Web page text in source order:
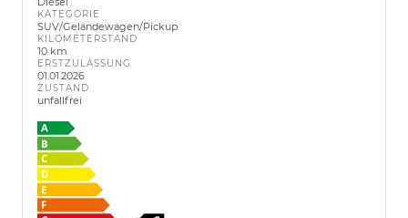
KATEGORIE
SUV/Geländewagen/Pickup
KILOMETERSTAND
10 km
ERSTZULASSUNG
01.01.2026
ZUSTAND
unfallfrei